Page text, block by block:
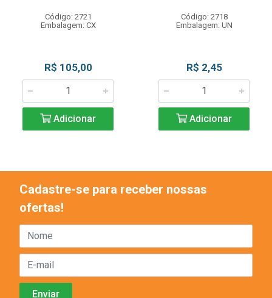
Código: 2721
Embalagem: CX
R$ 105,00
Adicionar
Código: 2718
Embalagem: UN
R$ 2,45
Adicionar
Cadastre-se para receber nossas
ofertas!